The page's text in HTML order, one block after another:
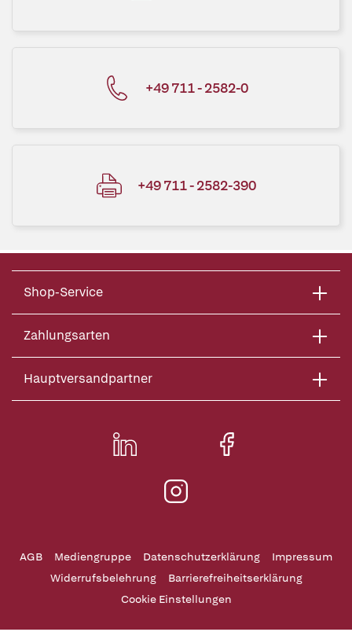
+49 711 - 2582-0
+49 711 - 2582-390
Shop-Service
Zahlungsarten
Hauptversandpartner
AGB Mediengruppe Datenschutzerklärung
Impressum
Widerrufsbelehrung
Barrierefreiheitserklärung
Cookie Einstellungen